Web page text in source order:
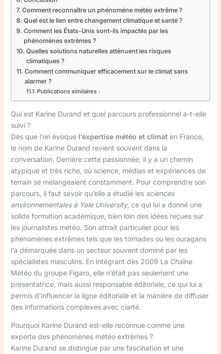
Comment reconnaître un phénomène météo extrême ?
Quel est le lien entre changement climatique et santé ?
Comment les États-Unis sont-ils impactés par les
phénomènes extrêmes ?
Quelles solutions naturelles atténuent les risques
climatiques ?
Comment communiquer efficacement sur le climat sans
alarmer ?
Publications similaires :
Qui est Karine Durand et quel parcours professionnel a-t-elle
suivi ?
Dès que l’on évoque l’expertise météo et climaten France,
le nom de Karine Durand revient souvent dans la
conversation. Derrière cette passionnée, il y a un chemin
atypique et très riche, où science, médias et expériences de
terrain se mélangeaient constamment. Pour comprendre son
parcours, il faut savoir qu’elle a étudié les sciences
environnementales à Yale University, ce qui lui a donné une
solide formation académique, bien loin des idées reçues sur
les journalistes météo. Son attrait particulier pour les
phénomènes extrêmes tels que les tornades ou les ouragans
l’a démarquée dans un secteur souvent dominé par les
spécialistes masculins. En intégrant dès 2009 La Chaîne
Météo du groupe Figaro, elle n’était pas seulement une
présentatrice, mais aussi responsable éditoriale, ce qui lui a
permis d’influencer la ligne éditoriale et la manière de diffuser
des informations complexes avec clarté.
Pourquoi Karine Durand est-elle reconnue comme une
experte des phénomènes météo extrêmes ?
Karine Durand se distingue par une fascination et une